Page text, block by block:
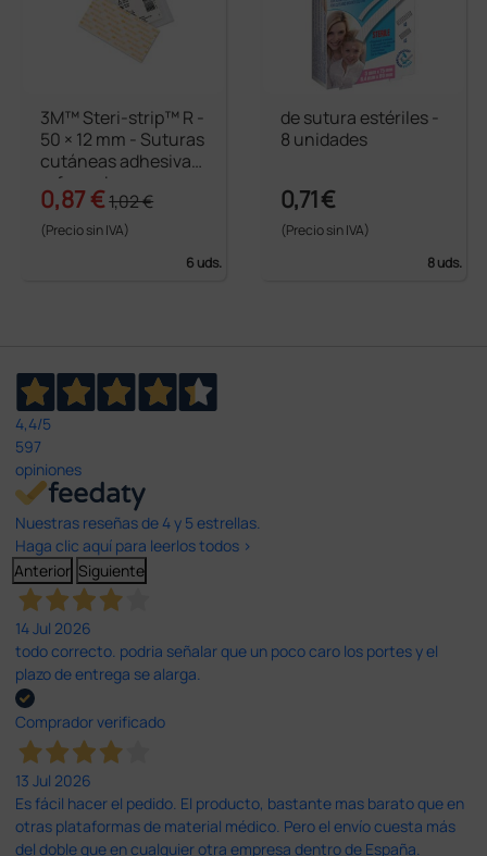
3M™ Steri-strip™ R -
50 × 12 mm - Suturas
cutáneas adhesivas
reforzadas
0,87 €1,02 €
(Precio sin IVA)
6 uds.
de sutura estériles -
8 unidades
0,71 €
(Precio sin IVA)
8 uds.
4,4/5
597
opiniones
Nuestras reseñas de 4 y 5 estrellas.
Haga clic aquí para leerlos todos >
Anterior Siguiente
14 Jul 2026
todo correcto. podria señalar que un poco caro los portes y el
plazo de entrega se alarga.
Comprador verificado
13 Jul 2026
Es fácil hacer el pedido. El producto, bastante mas barato que en
otras plataformas de material médico. Pero el envío cuesta más
del doble que en cualquier otra empresa dentro de España.